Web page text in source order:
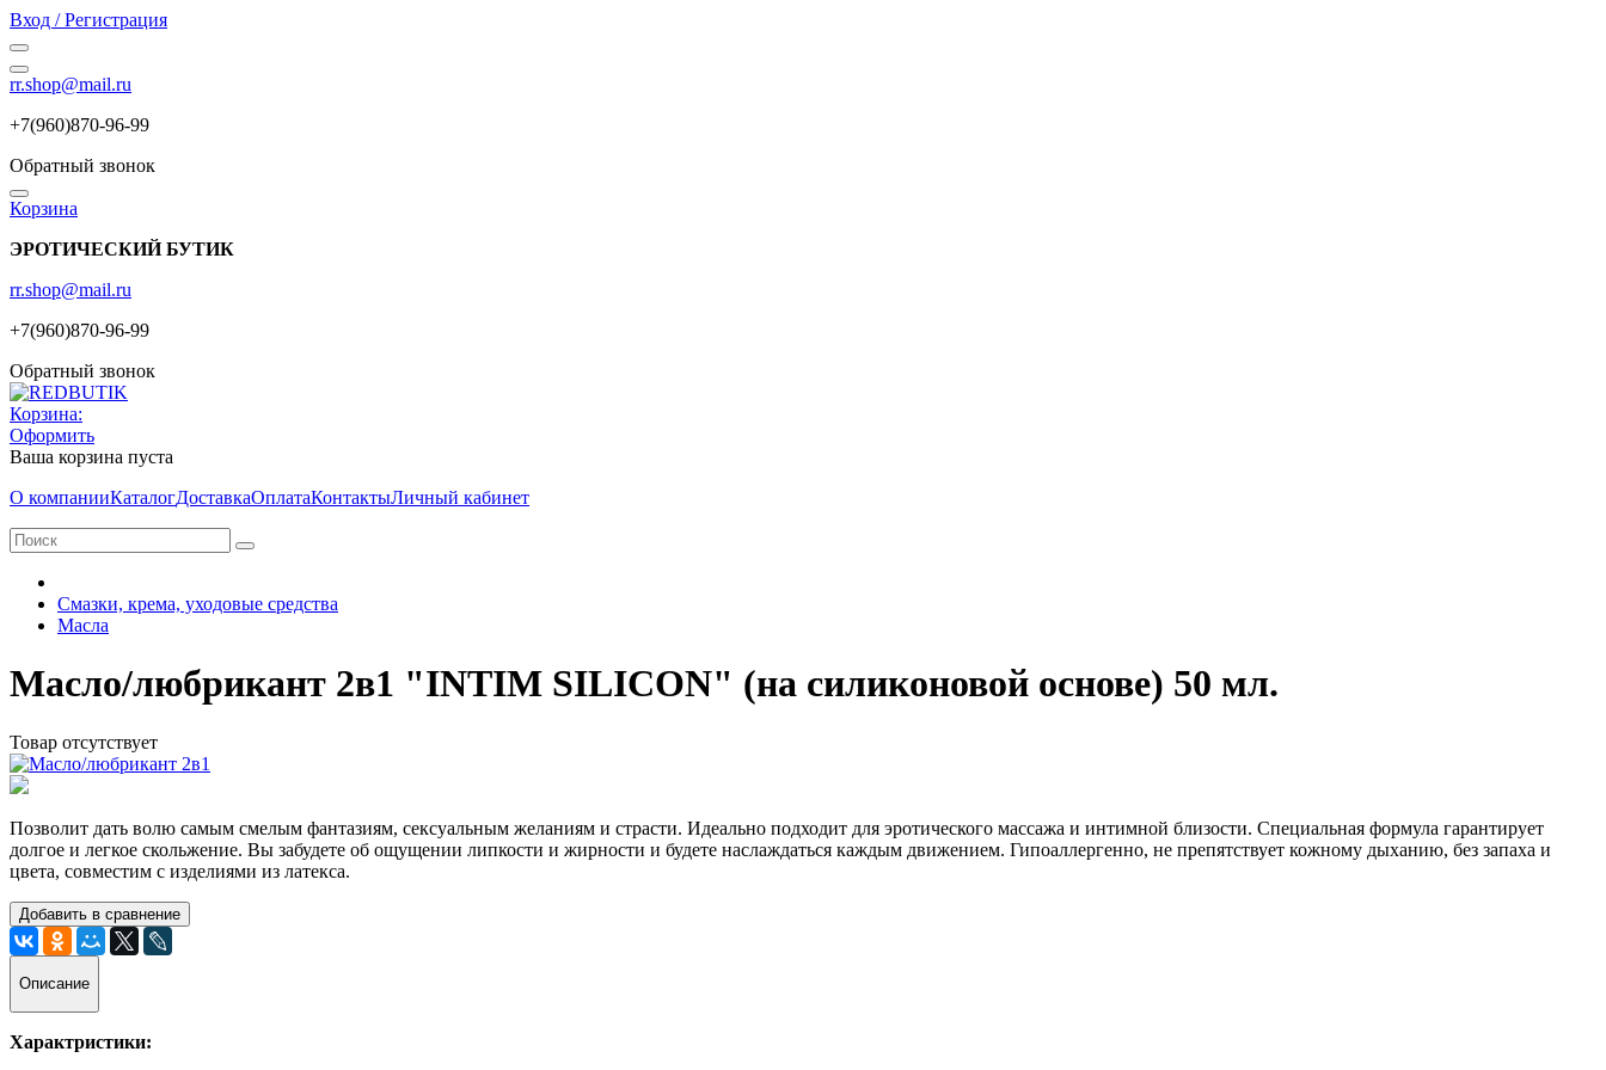
Вход / Регистрация
rr.shop@mail.ru
+7(960)870-96-99
Обратный звонок
Корзина
ЭРОТИЧЕСКИЙ БУТИК
rr.shop@mail.ru
+7(960)870-96-99
Обратный звонок
Корзина:
Оформить
Ваша корзина пуста
О компанииКаталогДоставкаОплатаКонтактыЛичный кабинет
Смазки, крема, уходовые средства
Масла
Масло/любрикант 2в1 "INTIM SILICON" (на силиконовой основе) 50 мл.
Товар отсутствует
Позволит дать волю самым смелым фантазиям, сексуальным желаниям и страсти. Идеально подходит для эротического массажа и интимной близости. Специальная формула гарантирует
долгое и легкое скольжение. Вы забудете об ощущении липкости и жирности и будете наслаждаться каждым движением. Гипоаллергенно, не препятствует кожному дыханию, без запаха и
цвета, совместим с изделиями из латекса.
Добавить в сравнение
Описание
Характристики: